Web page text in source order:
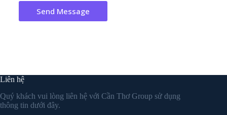
Send Message
Liên hệ
Quý khách vui lòng liên hệ với Cần Thơ Group sử dụng
thông tin dưới đây.